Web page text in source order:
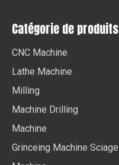
Catégorie de produits
CNC Machine
Lathe Machine
Milling
Machine Drilling
Machine
Grinceing Machine Sciage